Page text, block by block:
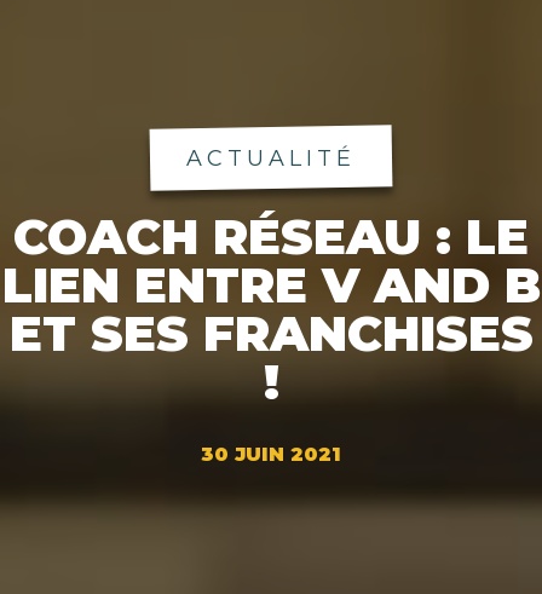
ACTUALITÉ
COACH RÉSEAU : LE
LIEN ENTRE V AND B
ET SES FRANCHISES
!
30 JUIN 2021